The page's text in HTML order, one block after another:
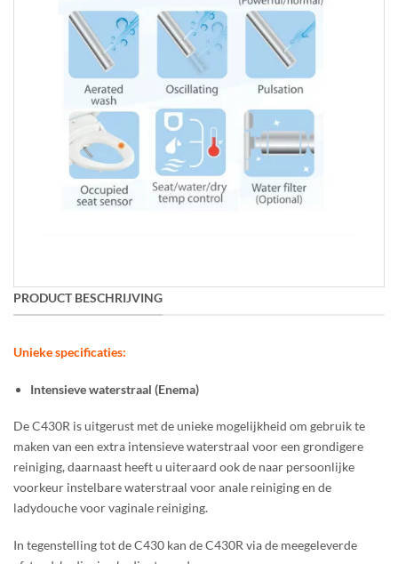
PRODUCT BESCHRIJVING
Unieke specificaties:
Intensieve waterstraal (Enema)
De C430R is uitgerust met de unieke mogelijkheid om gebruik te
maken van een extra intensieve waterstraal voor een grondigere
reiniging, daarnaast heeft u uiteraard ook de naar persoonlijke
voorkeur instelbare waterstraal voor anale reiniging en de
ladydouche voor vaginale reiniging.
In tegenstelling tot de C430 kan de C430R via de meegeleverde